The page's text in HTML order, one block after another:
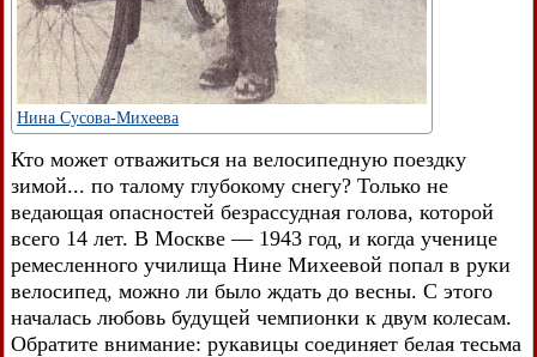
Нина Сусова-Михеева
Кто может отважиться на велосипедную поездку
зимой... по талому глубокому снегу? Только не
ведающая опасностей безрассудная голова, которой
всего 14 лет. В Москве — 1943 год, и когда ученице
ремесленного училища Нине Михеевой попал в руки
велосипед, можно ли было ждать до весны. С этого
началась любовь будущей чемпионки к двум колесам.
Обратите внимание: рукавицы соединяет белая тесьма